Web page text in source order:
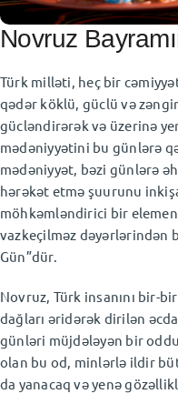
Novruz
Türk milləti, heç bir
qədər köklü, güclü və
gücləndirərək və üzerinə
mədəniyyətini bu günlərə
mədəniyyət, bəzi günlərə
hərəkət etmə şuurunu
möhkəmləndirici bir
vazkeçilməz dəyərlərindən
Gün”dür.
Novruz, Türk insanını bir-
dağları əridərək dirilən
günləri müjdələyən bir
olan bu od, minlərlə ildir
da yanacaq və yenə